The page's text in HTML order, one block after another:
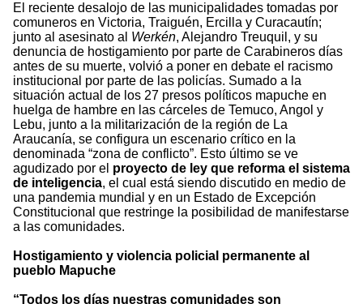
El reciente desalojo de las municipalidades tomadas por
comuneros en Victoria, Traiguén, Ercilla y Curacautín;
junto al asesinato al Werkén, Alejandro Treuquil, y su
denuncia de hostigamiento por parte de Carabineros días
antes de su muerte, volvió a poner en debate el racismo
institucional por parte de las policías. Sumado a la
situación actual de los 27 presos políticos mapuche en
huelga de hambre en las cárceles de Temuco, Angol y
Lebu, junto a la militarización de la región de La
Araucanía, se configura un escenario crítico en la
denominada “zona de conflicto”. Esto último se ve
agudizado por el proyecto de ley que reforma el sistema
de inteligencia, el cual está siendo discutido en medio de
una pandemia mundial y en un Estado de Excepción
Constitucional que restringe la posibilidad de manifestarse
a las comunidades.
Hostigamiento y violencia policial permanente al
pueblo Mapuche
“Todos los días nuestras comunidades son